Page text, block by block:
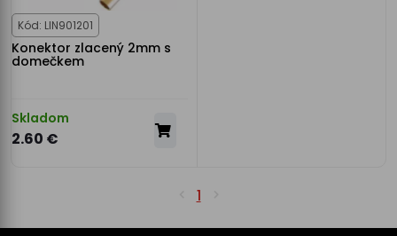
Kód: LIN901201
Konektor zlacený 2mm s
domečkem
Skladom
2.60 €
1